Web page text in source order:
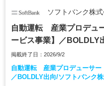
ソフトバンク株
自動運転 産業プロデュ
ービス事業】／BOLDLY
掲載終了日：2026/9/2
自動運転 産業プロデューサー
／BOLDLY出向/ソフトバンク